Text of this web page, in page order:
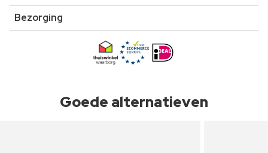
Bezorging
Goede alternatieven